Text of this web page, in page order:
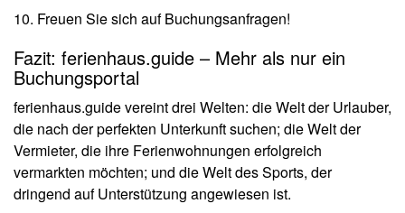
10. Freuen Sie sich auf Buchungsanfragen!
Fazit: ferienhaus.guide – Mehr als nur ein
Buchungsportal
ferienhaus.guide vereint drei Welten: die Welt der Urlauber,
die nach der perfekten Unterkunft suchen; die Welt der
Vermieter, die ihre Ferienwohnungen erfolgreich
vermarkten möchten; und die Welt des Sports, der
dringend auf Unterstützung angewiesen ist.